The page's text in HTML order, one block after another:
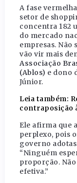
A fase
setor de
concentra 182
do mercado
empresas. Não
vão vir mais
Associação
(Ablos) e dono
Júnior.
Leia também:
contraposição
Ele afirma que
perplexo, pois
governo
“Ninguém
proporção.
efetiva.”